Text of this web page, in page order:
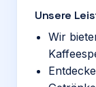
Unsere
Wir